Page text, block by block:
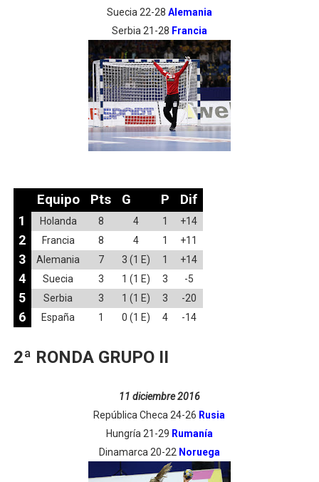
Suecia 22-28 Alemania
Serbia 21-28 Francia
Equipo Pts G P Dif
1 Holanda 8 4 1 +14
2 Francia 8 4 1 +11
3 Alemania 7 3 (1 E) 1 +14
4 Suecia 3 1 (1 E) 3 -5
5 Serbia 3 1 (1 E) 3 -20
6 España 1 0 (1 E) 4 -14
2ª RONDA GRUPO II
11 diciembre 2016
República Checa 24-26 Rusia
Hungría 21-29 Rumanía
Dinamarca 20-22 Noruega